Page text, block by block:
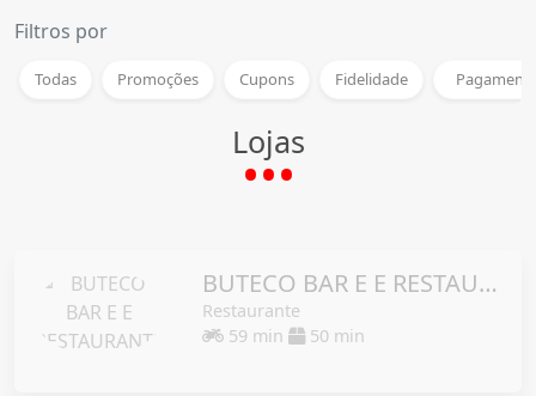
Filtros por
Todas Promoções Cupons Fidelidade
Lojas
BUTECO BAR E E RESTAURANTE
Restaurante
59 min
50 min